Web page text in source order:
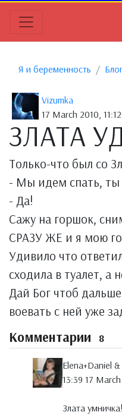
Я и беременность
Vizumka
17 March 2010,
ЗЛАТА
Только-что был со
- Мы идем спать, ты
- Да!
Сажу на горшок,
СРАЗУ ЖЕ и я мою
Удивило что
сходила в туалет, а
Дай Бог чтоб
воевать с ней уже
Комментарии 8
Elena+Daniel
13:39 17
Злата